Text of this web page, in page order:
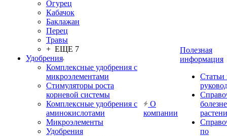
Огурец
Кабачок
Баклажан
Перец
Травы
+ ЕЩЕ 7
Удобрения
Комплексные удобрения с
микроэлементами
Стимуляторы роста
корневой системы
Комплексные удобрения с
аминокислотами
Микроэлементы
Удобрения
О
компании
Полезная
информация
Статьи
по